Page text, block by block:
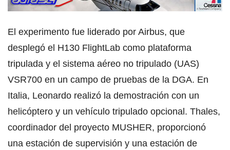
El experimento fue liderado por Airbus, que
desplegó el H130 FlightLab como plataforma
tripulada y el sistema aéreo no tripulado (UAS)
VSR700 en un campo de pruebas de la DGA. En
Italia, Leonardo realizó la demostración con un
helicóptero y un vehículo tripulado opcional. Thales,
coordinador del proyecto MUSHER, proporcionó
una estación de supervisión y una estación de